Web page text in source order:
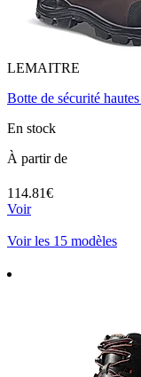
LEMAITRE
Botte de sécurité
En stock
À partir de
114.81€
Voir
Voir les 15 modèles